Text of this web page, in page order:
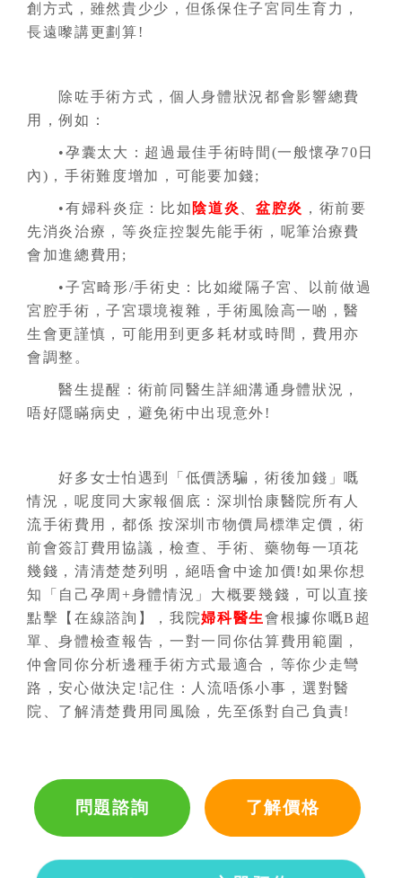
創方式，雖然貴少少，但係保住子宮同生育力，
長遠嚟講更劃算!
除咗手術方式，個人身體狀況都會影響總費
用，例如：
•孕囊太大：超過最佳手術時間(一般懷孕70日
內)，手術難度增加，可能要加錢;
•有婦科炎症：比如 陰道炎 、盆腔炎 ，術前要
先消炎治療，等炎症控製先能手術，呢筆治療費
會加進總費用;
•子宮畸形/手術史：比如縱隔子宮、以前做過
宮腔手術，子宮環境複雜，手術風險高一啲，醫
生會更謹慎，可能用到更多耗材或時間，費用亦
會調整。
醫生提醒：術前同醫生詳細溝通身體狀況，
唔好隱瞞病史，避免術中出現意外!
好多女士怕遇到「低價誘騙，術後加錢」嘅
情況，呢度同大家報個底：深圳怡康醫院所有人
流手術費用，都係 按深圳市物價局標準定價，術
前會簽訂費用協議，檢查、手術、藥物每一項花
幾錢，清清楚楚列明，絕唔會中途加價!如果你想
知「自己孕周+身體情況」大概要幾錢，可以直接
點擊【在線諮詢】，我院婦科醫生會根據你嘅B超
單、身體檢查報告，一對一同你估算費用範圍，
仲會同你分析邊種手術方式最適合，等你少走彎
路，安心做決定!記住：人流唔係小事，選對醫
院、了解清楚費用同風險，先至係對自己負責!
問題諮詢 了解價格